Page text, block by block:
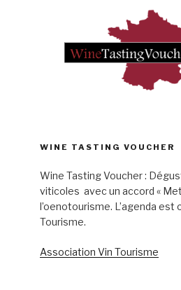
WINE TASTING VOUCHER
Wine Tasting Voucher :
viticoles avec un accord «
l’oenotourisme. L’agenda
Tourisme.
Association Vin Tourisme